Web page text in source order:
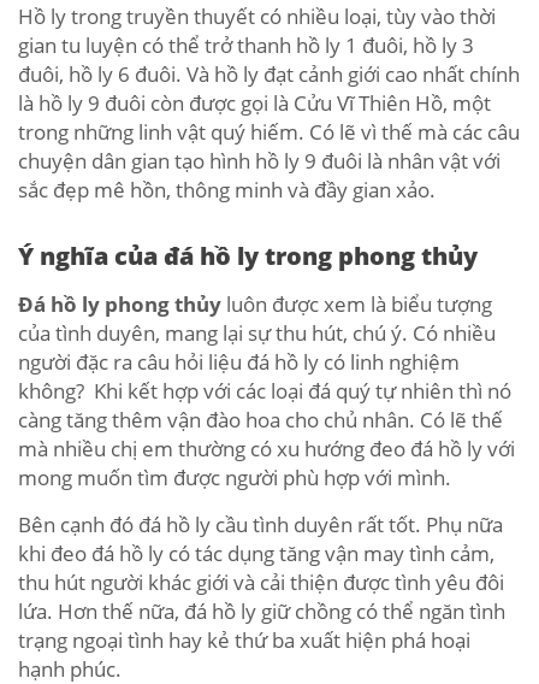
Hồ ly trong truyền thuyết có nhiều loại, tùy vào thời
gian tu luyện có thể trở thanh hồ ly 1 đuôi, hồ ly 3
đuôi, hồ ly 6 đuôi. Và hồ ly đạt cảnh giới cao nhất chính
là hồ ly 9 đuôi còn được gọi là Cửu Vĩ Thiên Hồ, một
trong những linh vật quý hiếm. Có lẽ vì thế mà các câu
chuyện dân gian tạo hình hồ ly 9 đuôi là nhân vật với
sắc đẹp mê hồn, thông minh và đầy gian xảo.
Ý nghĩa của đá hồ ly trong phong thủy
Đá hồ ly phong thủy luôn được xem là biểu tượng
của tình duyên, mang lại sự thu hút, chú ý. Có nhiều
người đặc ra câu hỏi liệu đá hồ ly có linh nghiệm
không? Khi kết hợp với các loại đá quý tự nhiên thì nó
càng tăng thêm vận đào hoa cho chủ nhân. Có lẽ thế
mà nhiều chị em thường có xu hướng đeo đá hồ ly với
mong muốn tìm được người phù hợp với mình.
Bên cạnh đó đá hồ ly cầu tình duyên rất tốt. Phụ nữa
khi đeo đá hồ ly có tác dụng tăng vận may tình cảm,
thu hút người khác giới và cải thiện được tình yêu đôi
lứa. Hơn thế nữa, đá hồ ly giữ chồng có thể ngăn tình
trạng ngoại tình hay kẻ thứ ba xuất hiện phá hoại
hạnh phúc.